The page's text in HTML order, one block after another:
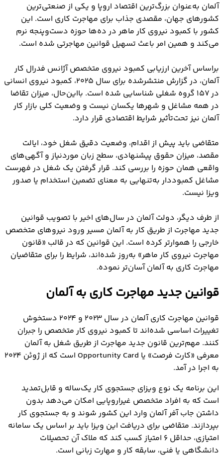
آلمان به‌عنوان بزرگ‌ترین اقتصاد اروپا و یکی از صنعتی‌ترین
کشورهای جهان، مقصدی جذاب برای مهاجرت کاری است. این
کشور با کمبود نیروی کار ماهر در ده‌ها حوزه دست‌وپنجه نرم
می‌کند و همین امر باعث تسهیل قوانین مهاجرتی شده است.
براساس آخرین ارزیابی کمبود نیروی متخصص آژانس فدرال کار
آلمان، در گزارش منتشرشده برای سال ۲۰۲۵، کمبود نیروی انسانی
در ۱۵۷ گروه شغلی شناسایی شده است. بااین‌حال، میزان تقاضا
در همه مشاغل و شهرها یکسان نیست و وضعیت کلی بازار کار
آلمان نیز تحت‌تأثیر شرایط اقتصادی قرار دارد.
متقاضی باید پیش از اقدام، وضعیت دقیق شغل خود، ایالت
مقصد، میزان حقوق پیشنهادی، سطح زبان موردنیاز و آگهی‌های
واقعی همان حوزه را بررسی کند. قرار گرفتن یک شغل در فهرست
مشاغل کمبوددار به‌تنهایی به معنای تضمین استخدام یا صدور
ویزا نیست.
از طرف دیگر، دولت آلمان در سال‌های اخیر با تصویب قوانین
جدید مهاجرت از طریق کار به آلمان مسیر ورود نیروهای متخصص
خارجی را هموارتر کرده است. این قوانین که در قالب «قانون
مهاجرت نیروی کار ماهر» به‌روز شده‌اند، شرایط را برای متقاضیان
مهاجرت کاری به آلمان آسان‌تر نموده.
قوانین جدید مهاجرت کاری به آلمان
قوانین مهاجرت کاری آلمان در سال ۲۰۲۳ و ۲۰۲۴ دستخوش
تغییرات اساسی شده‌اند تا کمبود نیروی کار متخصص را جبران
کنند. مهم‌ترین قانون جدید مهاجرت از طریق شغل به آلمان
معرفی «کارت فرصت» یا Opportunity Card است که از ژوئن ۲۰۲۴
به اجرا در آمد.
این برنامه یک نوع ویزای جستجوی کار یک‌ساله و قابل‌تمدید
است که به افراد متخصص غیراروپایی امکان می‌دهد بدون
داشتن جاب آفر آلمان وارد این کشور شوند و به جستجوی کار
بپردازند. متقاضی برای دریافت این ویزا باید بر اساس یک سامانه
امتیازی، حداقل ۶ امتیاز کسب کند که ملاک آن تحصیلات
دانشگاهی یا فنی، سابقه کار و مهارت زبانی است.